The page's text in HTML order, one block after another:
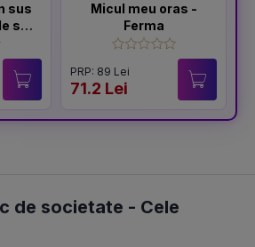
sus
si
Micul meu oras -
Ferma
PRP: 89 Lei
71.2 Lei
de societate - Cele